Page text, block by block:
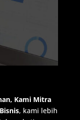
, Kami Mitra
Bisnis, kami lebih